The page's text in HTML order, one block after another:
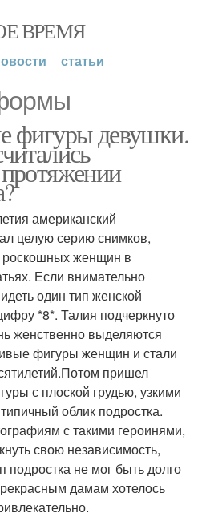
ВРЕМЯ
статьи
фигуры девушки.
американский
целую серию снимков,
женщин в
Если внимательно
один тип женской
*8*. Талия подчеркнуто
женственно выделяются
фигуры женщин и стали
пришел
с плоской грудью, узкими
облик подростка.
с такими героинями,
свою независимость,
подростка не мог быть долго
дамам хотелось